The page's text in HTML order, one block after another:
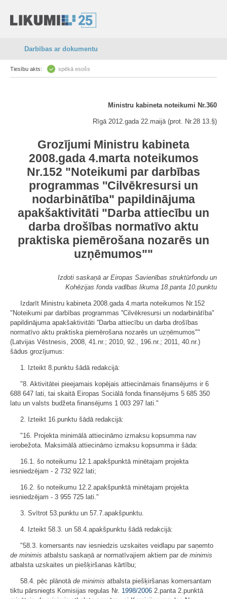
Darbības ar dokumentu
Tiesību akts: spēkā esošs
Ministru kabineta noteikumi Nr.360
Rīgā 2012.gada 22.maijā (prot. Nr.28 13.§)
Grozījumi Ministru kabineta
2008.gada 4.marta noteikumos
Nr.152 "Noteikumi par darbības
programmas ''Cilvēkresursi un
nodarbinātība" papildinājuma
apakšaktivitāti "Darba attiecību un
darba drošības normatīvo aktu
praktiska piemērošana nozarēs un
uzņēmumos""
Izdoti saskaņā ar Eiropas Savienības struktūrfondu un
Kohēzijas fonda vadības likuma 18.panta 10.punktu
Izdarīt Ministru kabineta 2008.gada 4.marta noteikumos Nr.152
"Noteikumi par darbības programmas ''Cilvēkresursi un nodarbinātība"
papildinājuma apakšaktivitāti ''Darba attiecību un darba drošības
normatīvo aktu praktiska piemērošana nozarēs un uzņēmumos""
(Latvijas Vēstnesis, 2008, 41.nr.; 2010, 92., 196.nr.; 2011, 40.nr.)
šādus grozījumus:
1. Izteikt 8.punktu šādā redakcijā:
"8. Aktivitātei pieejamais kopējais attiecināmais finansējums ir 6
688 647 lati, tai skaitā Eiropas Sociālā fonda finansējums 5 685 350
latu un valsts budžeta finansējums 1 003 297 lati."
2. Izteikt 16.punktu šādā redakcijā:
"16. Projekta minimālā attiecināmo izmaksu kopsumma nav
ierobežota. Maksimālā attiecināmo izmaksu kopsumma ir šāda:
16.1. šo noteikumu 12.1.apakšpunktā minētajam projekta
iesniedzējam - 2 732 922 lati;
16.2. šo noteikumu 12.2.apakšpunktā minētajam projekta
iesniedzējam - 3 955 725 lati."
3. Svītrot 53.punktu un 57.7.apakšpunktu.
4. Izteikt 58.3. un 58.4.apakšpunktu šādā redakcijā:
"58.3. komersants nav iesniedzis uzskaites veidlapu par saņemto
de minimis atbalstu saskaņā ar normatīvajiem aktiem par de minimis
atbalsta uzskaites un piešķiršanas kārtību;
58.4. pēc plānotā de minimis atbalsta piešķiršanas komersantam
tiktu pārsniegts Komisijas regulas Nr. 1998/2006 2.panta 2.punktā